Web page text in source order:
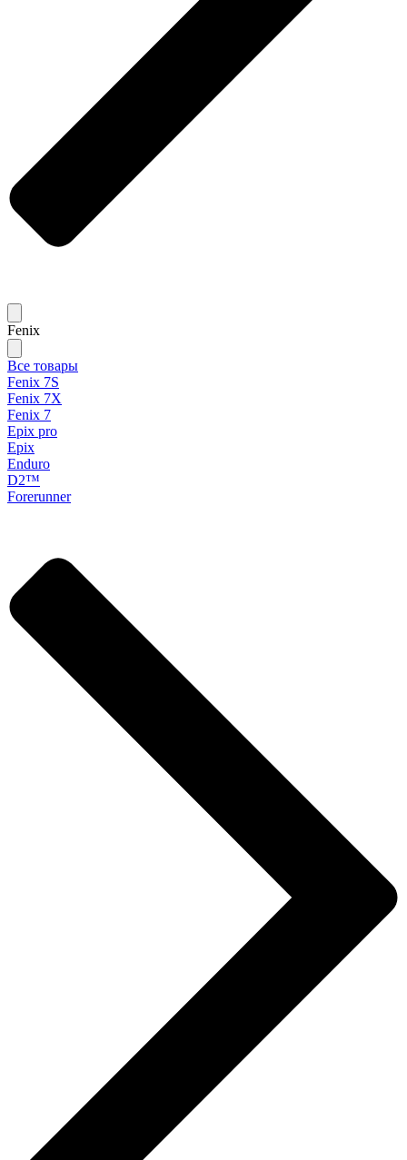
Fenix
Все товары
Fenix 7S
Fenix 7X
Fenix 7
Epix pro
Epix
Enduro
D2™
Forerunner